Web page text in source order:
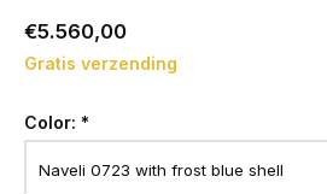
€5.560,00
Gratis verzending
Color: *